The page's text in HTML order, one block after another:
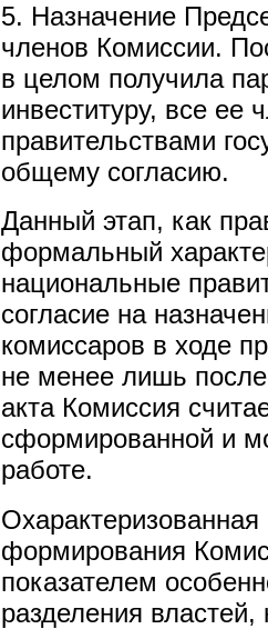
5. Назначение
членов Комиссии.
в целом получила
инвеституру, все ее
правительствами
общему согласию.
Данный этап, как
формальный
национальные
согласие на
комиссаров в ходе
не менее лишь после
акта Комиссия
сформированной и
работе.
формирования
показателем
разделения властей,